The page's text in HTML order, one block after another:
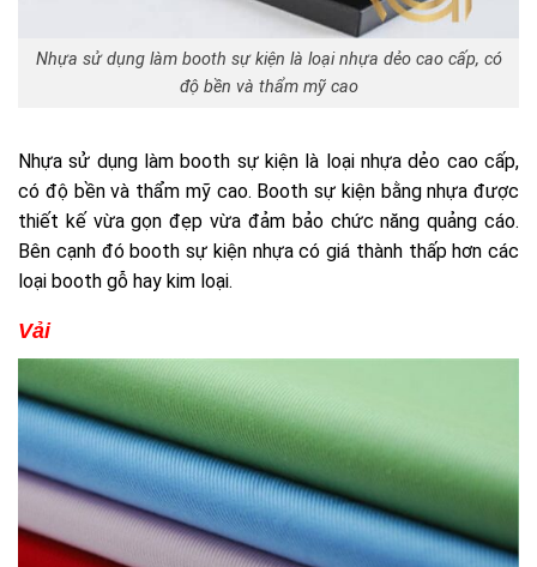
Nhựa sử dụng làm booth sự kiện là loại nhựa dẻo cao cấp, có
độ bền và thẩm mỹ cao
Nhựa sử dụng làm booth sự kiện là loại nhựa dẻo cao cấp,
có độ bền và thẩm mỹ cao. Booth sự kiện bằng nhựa được
thiết kế vừa gọn đẹp vừa đảm bảo chức năng quảng cáo.
Bên cạnh đó booth sự kiện nhựa có giá thành thấp hơn các
loại booth gỗ hay kim loại.
Vải